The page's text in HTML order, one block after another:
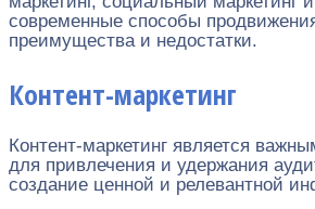
современные способы
преимущества и недостатки.
Контент-маркетинг
Контент-маркетинг является
для привлечения и удержания
создание ценной и релевантной